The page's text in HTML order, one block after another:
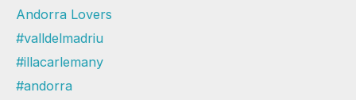
Andorra Lovers
#valldelmadriu
#illacarlemany
#andorra